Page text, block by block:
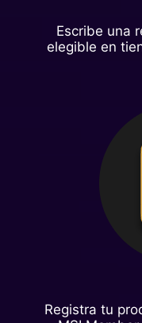
Escribe una
elegible en
Registra tu